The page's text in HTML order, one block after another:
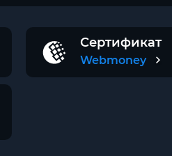
Сертификат
Webmoney